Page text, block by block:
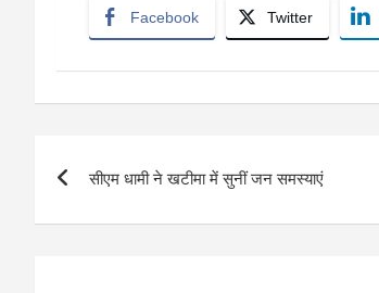
Facebook Twitter
navigation
सीएम धामी ने खटीमा में सुनीं जन समस्याएं